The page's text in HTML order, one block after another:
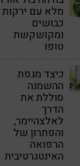
מלא עם ירקות
כבושים
ומקושקשת
טופו
כיצד מגפת
ההשמנה
סוללת את
הדרך
לאלצהיימר,
והפתרון של
הרפואה
האינטגרטיבית